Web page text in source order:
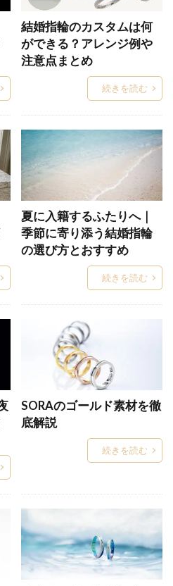
輪
シンデレラ結婚指輪
な結婚指輪
スーム
ートテン・ダイヤモンド
スイートブルー
ド
モンド
約指輪結婚指輪
婚指輪
ステラシャワー
レート
ストレートウェーブ
せせらぎ
せっかけい
トリング普段使い
ーダーメイド
セレナーデ
ぜんのわ
ソーイ
ダージリン
ヤ
ダイヤなし
ヤモンド4C
ンド
ダイヤモンドなし
ダイヤモンドの数
結婚指輪のカスタムは何
ができる？アレンジ例や
注意点まとめ
続きを読む
夏に入籍するふたりへ｜
季節に寄り添う結婚指輪
の選び方とおすすめ
続きを読む
SORAのゴールド素材を徹
底解説
続きを読む